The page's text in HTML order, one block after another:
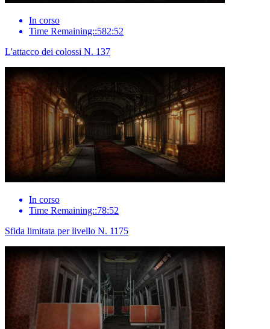
In corso
Time Remaining::582:52
L'attacco dei colossi N. 137
In corso
Time Remaining::78:52
Sfida limitata per livello N. 1175